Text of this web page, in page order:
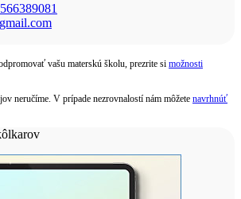
vašu materskú školu, prezrite si možnosti
neručíme. V prípade nezrovnalostí nám môžete navrhnúť